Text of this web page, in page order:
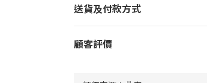
送貨及付款方式
顧客評價